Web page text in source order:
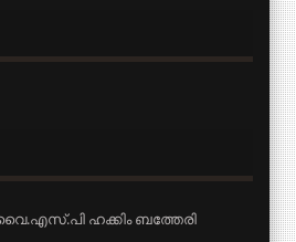
ഹക്കിം ബത്തേരി